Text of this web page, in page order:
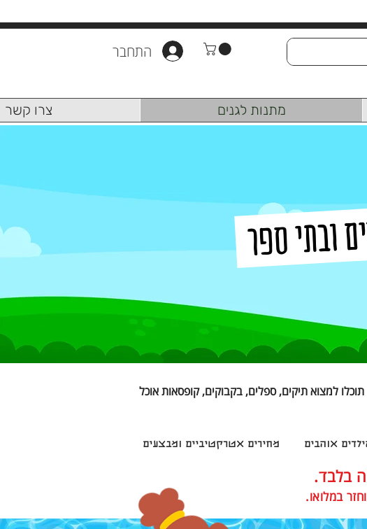
התחבר
מתנות לגנים צרו קשר
ובתי ספר
למצוא תיקים, ספלים, בקבוקים, קופסאות אוכל
מחירים אטרקטיביים ומבצעים אוהבים
.
.